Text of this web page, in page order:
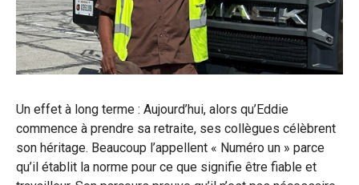
Un effet à long terme : Aujourd’hui, alors qu’Eddie
commence à prendre sa retraite, ses collègues célèbrent
son héritage. Beaucoup l’appellent « Numéro un » parce
qu’il établit la norme pour ce que signifie être fiable et